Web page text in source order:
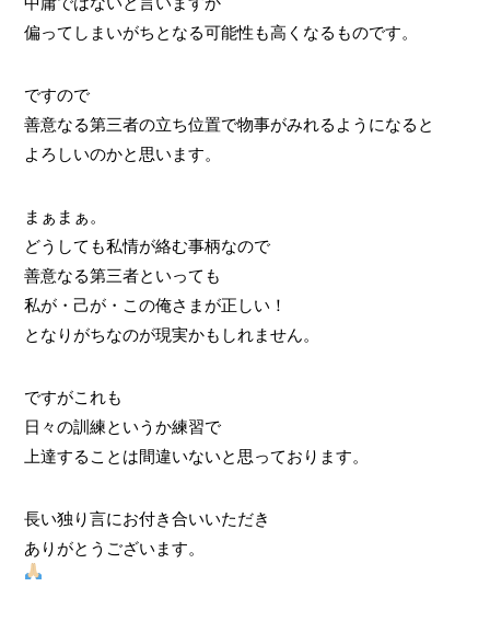
偏ってしまいがちとなる可能性も高くなるものです。
ですので
善意なる第三者の立ち位置で物事がみれるようになると
よろしいのかと思います。
まぁまぁ。
どうしても私情が絡む事柄なので
善意なる第三者といっても
私が・己が・この俺さまが正しい！
となりがちなのが現実かもしれません。
ですがこれも
日々の訓練というか練習で
上達することは間違いないと思っております。
長い独り言にお付き合いいただき
ありがとうございます。